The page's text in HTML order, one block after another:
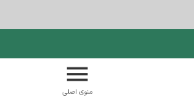
منوی اصلی